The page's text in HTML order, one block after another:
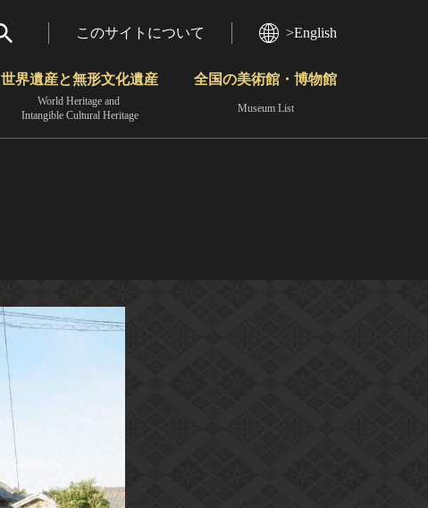
このサイトについて >English
世界遺産と無形文化遺産
World Heritage and
Intangible Cultural Heritage
全国の美術館・博物館
Museum List